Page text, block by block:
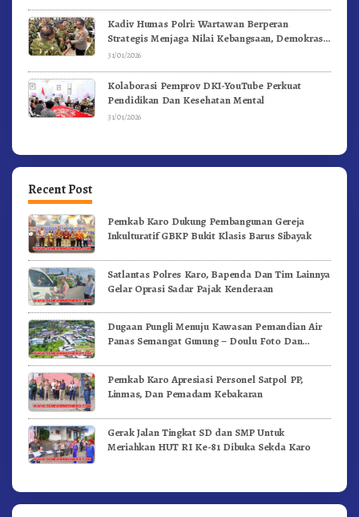
Kadiv Humas Polri: Wartawan Berperan
Strategis Menjaga Nilai Kebangsaan, Demokrasi,
dan NKRI
31/01/2026
Kolaborasi Pemprov DKI-YouTube Perkuat
Pendidikan Dan Kesehatan Mental
31/01/2026
Recent Post
Pemkab Karo Dukung Pembangunan Gereja
Inkulturatif GBKP Bukit Klasis Barus Sibayak
Satlantas Polres Karo, Bapenda Dan Tim Lainnya
Gelar Oprasi Sadar Pajak Kenderaan
Dugaan Pungli Menuju Kawasan Pemandian Air
Panas Semangat Gunung – Doulu Foto Dan
Pemkab Karo Apresiasi Personel Satpol PP,
Linmas, Dan Pemadam Kebakaran
Gerak Jalan Tingkat SD dan SMP Untuk
Meriahkan HUT RI Ke-81 Dibuka Sekda Karo